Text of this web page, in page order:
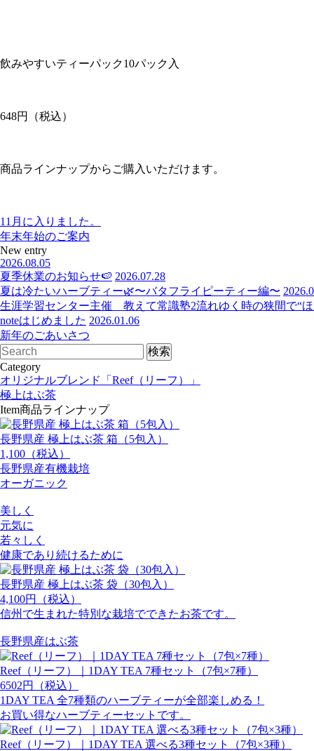
飲みやすいティーパック10パック入
648円（税込）
商品ラインナップからご購入いただけます。
11月に入りました。
年末年始のご案内
New entry
2026.08.05
夏季休業のお知らせ🍉 2026.07.28
夏は冷たいハーブティー🌿〜バタフライピーティー編〜
生涯学習センター主催 教えて常識塾2流れゆく時の狭間で“
noteはじめました 2026.01.06
新年のごあいさつ
Category
オリジナルブレンド「Reef（リーフ）」
極上はぶ茶
Item商品ラインナップ
長野県産 極上はぶ茶 箱（5包入）
1,100（税込）
長野県産有機栽培
オーガニック
美しく
元気に
若々しく
健康であり続けるために
長野県産 極上はぶ茶 袋（30包入）
4,100円（税込）
信州で生まれた特別な栽培でできたお茶です。
長野県産はぶ茶
Reef（リーフ）｜1DAY TEA 7種セット（7包×7種）
6502円（税込）
1DAY TEA 全7種類のハーブティーが全部楽しめる！
お買い得なハーブティーセットです。
Reef（リーフ）｜1DAY TEA 選べる3種セット（7包×3種）